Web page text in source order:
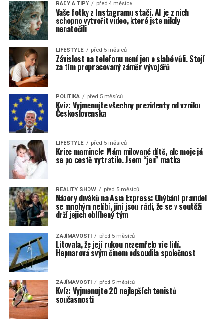
RADY A TIPY před 4 měsíce
Vaše fotky z Instagramu stačí. AI je z nich
schopno vytvořit video, které jste nikdy
nenatočili
LIFESTYLE před 5 měsíců
Závislost na telefonu není jen o slabé vůli. Stojí
za tím propracovaný záměr vývojářů
POLITIKA před 5 měsíců
Kvíz: Vyjmenujte všechny prezidenty od vzniku
Československa
LIFESTYLE před 5 měsíců
Krize maminek: Mám milované dítě, ale moje já
se po cestě vytratilo. Jsem “jen” matka
REALITY SHOW před 5 měsíců
Názory diváků na Asia Express: Ohýbání pravidel
se mnohým nelíbí, jiní jsou rádi, že se v soutěži
drží jejich oblíbený tým
ZAJÍMAVOSTI před 5 měsíců
Litovala, že její rukou nezemřelo víc lidí.
Hepnarová svým činem odsoudila společnost
ZAJÍMAVOSTI před 5 měsíců
Kvíz: Vyjmenujte 20 nejlepších tenistů
současnosti